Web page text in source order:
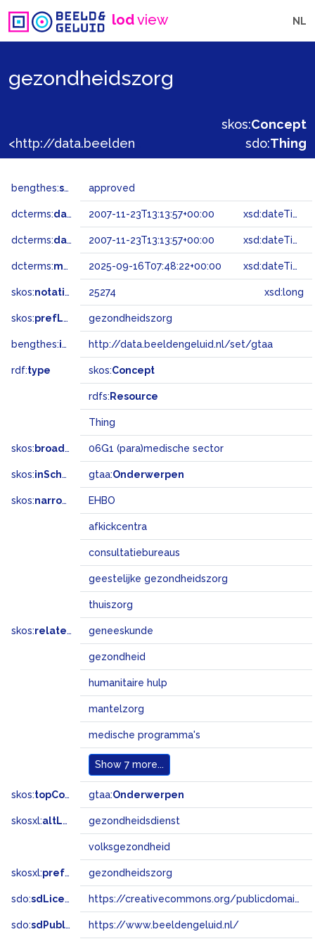
lodview NL
gezondheidszorg
skos:Concept
sdo:Thing
bengthes:status approved
dcterms:dateAccepted 2007-11-23T13:13:57+00:00 xsd:dateTime
dcterms:dateSubmitted 2007-11-23T13:13:57+00:00 xsd:dateTime
dcterms:modified 2025-09-16T07:48:22+00:00 xsd:dateTime
skos:notation 25274 xsd:long
skos:prefLabel gezondheidszorg
bengthes:inSet http://data.beeldengeluid.nl/set/gtaa
rdf:type skos:Concept
rdfs: Resource
Thing
skos: broadMatch 06G1 (para)medische sector
skos:inScheme gtaa:Onderwerpen
skos:narrower EHBO
afkickcentra
consultatiebureaus
geestelijke gezondheidszorg
thuiszorg
skos:related geneeskunde
gezondheid
humanitaire hulp
mantelzorg
medische programma's
Show 7 more...
skos:topConceptOf gtaa:Onderwerpen
skosxl:altLabel gezondheidsdienst
volksgezondheid
skosxl:prefLabel gezondheidszorg
sdo:sdLicense https://creativecommons.org/publicdomain/zero/1.0/
sdo:sdPublisher https://www.beeldengeluid.nl/